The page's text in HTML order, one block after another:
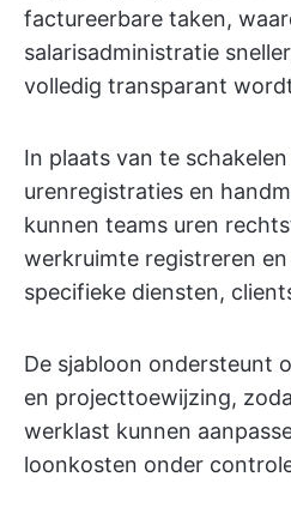
factureerbare taken,
salarisadministratie
volledig transparant
In plaats van te
urenregistraties en
kunnen teams uren
werkruimte registreren
specifieke diensten,
De sjabloon ondersteunt
en projecttoewijzing,
werklast kunnen
loonkosten onder